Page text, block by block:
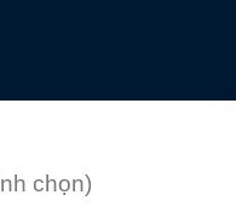
chọn)